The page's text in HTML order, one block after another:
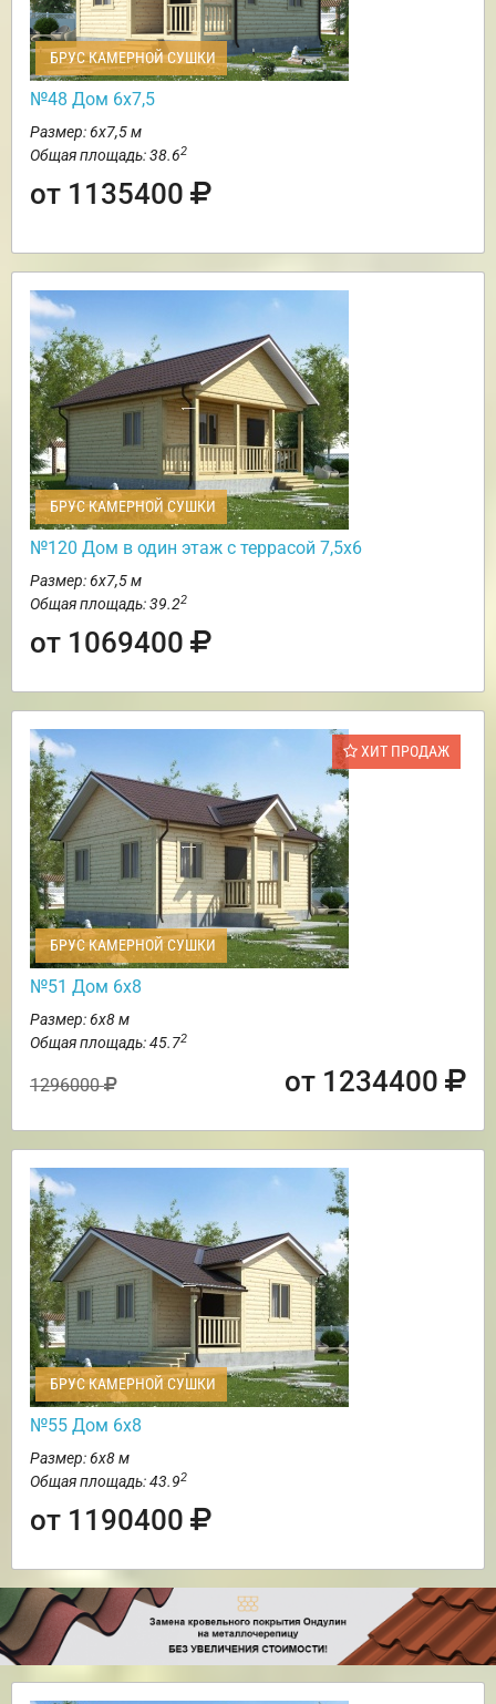
БРУС КАМЕРНОЙ СУШКИ
№48 Дом 6х7,5
Размер: 6х7,5 м
Общая площадь: 38.62
от 1135400
БРУС КАМЕРНОЙ СУШКИ
№120 Дом в один этаж с террасой 7,5х6
Размер: 6х7,5 м
Общая площадь: 39.22
от 1069400
ХИТ ПРОДАЖ
БРУС КАМЕРНОЙ СУШКИ
№51 Дом 6х8
Размер: 6х8 м
Общая площадь: 45.72
1296000 от 1234400
БРУС КАМЕРНОЙ СУШКИ
№55 Дом 6х8
Размер: 6х8 м
Общая площадь: 43.92
от 1190400